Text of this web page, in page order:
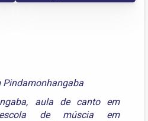
, aula de canto em
escola de múscia em